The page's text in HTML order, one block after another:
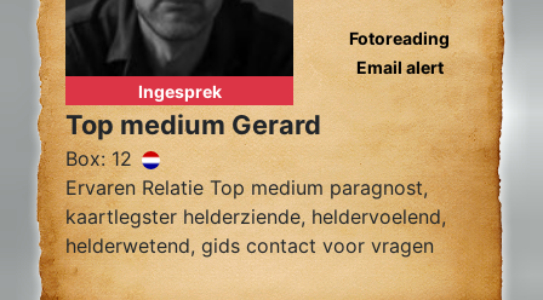
Ingesprek
Fotoreading
Email alert
Top medium Gerard
Box: 12
Ervaren Relatie Top medium paragnost,
kaartlegster helderziende, heldervoelend,
helderwetend, gids contact voor vragen
over relatie problemen, tweelingzielen,